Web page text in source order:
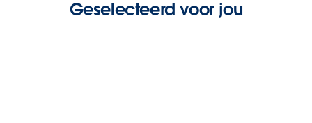
Geselecteerd voor jou